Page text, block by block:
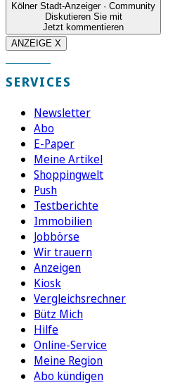
Kölner Stadt-Anzeiger · Community
Diskutieren Sie mit
Jetzt kommentieren
ANZEIGE X
SERVICES
Newsletter
Abo
E-Paper
Meine Artikel
Shoppingwelt
Push
Testberichte
Immobilien
Jobbörse
Wir trauern
Anzeigen
Kiosk
Vergleichsrechner
Bütz Mich
Hilfe
Online-Service
Meine Region
Abo kündigen